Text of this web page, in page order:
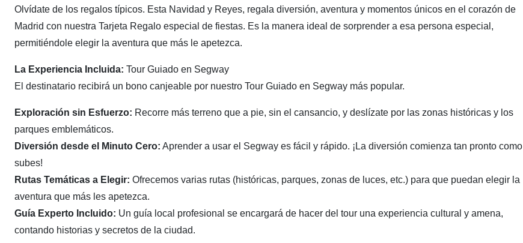
Olvídate de los regalos típicos. Esta Navidad y Reyes, regala diversión, aventura y momentos únicos en el corazón de
Madrid con nuestra Tarjeta Regalo especial de fiestas. Es la manera ideal de sorprender a esa persona especial,
permitiéndole elegir la aventura que más le apetezca.
La Experiencia Incluida: Tour Guiado en Segway
El destinatario recibirá un bono canjeable por nuestro Tour Guiado en Segway más popular.
Exploración sin Esfuerzo: Recorre más terreno que a pie, sin el cansancio, y deslízate por las zonas históricas y los
parques emblemáticos.
Diversión desde el Minuto Cero: Aprender a usar el Segway es fácil y rápido. ¡La diversión comienza tan pronto como
subes!
Rutas Temáticas a Elegir: Ofrecemos varias rutas (históricas, parques, zonas de luces, etc.) para que puedan elegir la
aventura que más les apetezca.
Guía Experto Incluido: Un guía local profesional se encargará de hacer del tour una experiencia cultural y amena,
contando historias y secretos de la ciudad.